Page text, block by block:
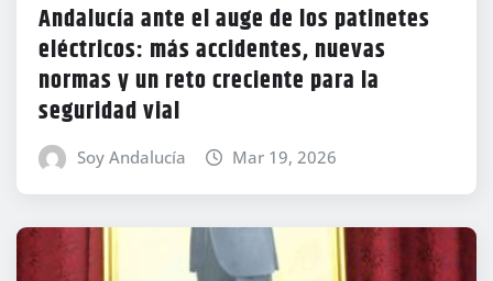
Andalucía ante el auge de los patinetes
eléctricos: más accidentes, nuevas
normas y un reto creciente para la
seguridad vial
Soy Andalucía Mar 19, 2026